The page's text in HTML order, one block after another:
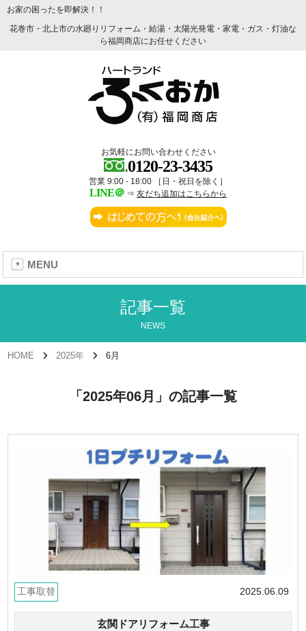
お家の困ったを即解決！！
花巻市・北上市の水廻りリフォーム・給湯・太陽光発電・家電・ガス・灯油な
ら福岡商店にお任せください
お気軽にお問い合わせください
0120-23-3435
営業 9:00 - 18:00 ［日・祝日を除く］
LINE＠ ⇒ 友だち追加はこちらから
MENU
記事一覧
NEWS
HOME 2025年 6月
「2025年06月」の記事一覧
工事取替 2025.06.09
玄関ドアリフォーム工事